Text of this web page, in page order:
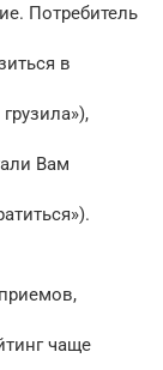
Потребитель
в
Вам
чаще